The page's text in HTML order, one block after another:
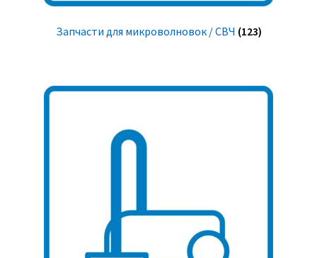
Запчасти для микроволновок / СВЧ (123)